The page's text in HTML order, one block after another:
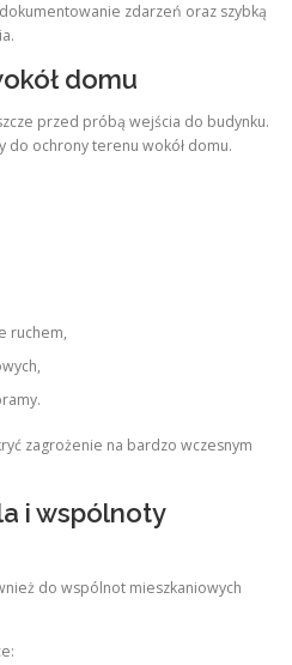
zdarzeń oraz szybką
domu
przed próbą wejścia do budynku.
do ochrony terenu wokół domu.
ruchem,
zagrożenie na bardzo wczesnym
i wspólnoty
do wspólnot mieszkaniowych